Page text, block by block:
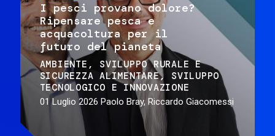
I pesci provano dolore?
Ripensare pesca e
acquacoltura per il
futuro del pianeta
AMBIENTE
SVILUPPO RURALE E
SICUREZZA ALIMENTARE
SVILUPPO
TECNOLOGICO E INNOVAZIONE
01 Luglio 2026 Paolo Bray, Riccardo Giacomessi